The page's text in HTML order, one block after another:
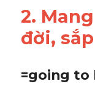
2.
đời,
=going to